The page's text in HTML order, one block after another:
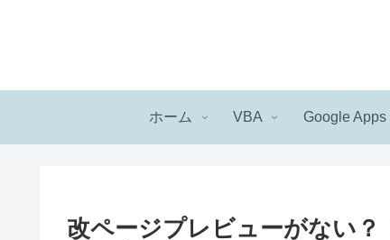
ホーム VBA Google Apps
改ページプレビューがない